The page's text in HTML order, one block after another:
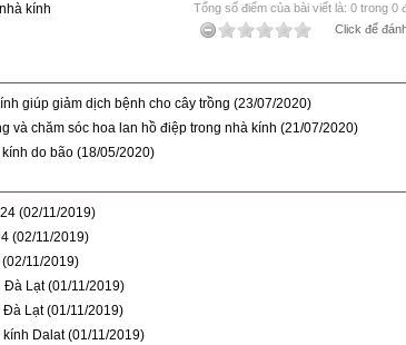
kính
Tổng số điểm của bài viết là: 0 trong 0
Click để
giúp giảm dịch bệnh cho cây trồng (23/07/2020)
và chăm sóc hoa lan hồ điệp trong nhà kính (21/07/2020)
do bão (18/05/2020)
(02/11/2019)
(02/11/2019)
(02/11/2019)
Đà Lạt (01/11/2019)
Đà Lạt (01/11/2019)
kính Dalat (01/11/2019)